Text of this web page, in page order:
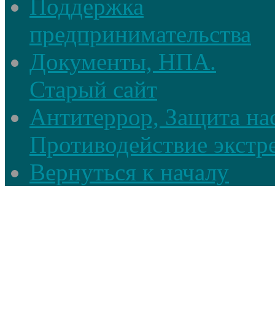
Поддержка
предпринимательства
Документы, НПА.
Старый сайт
Антитеррор, Защита
Противодействие
Вернуться к началу